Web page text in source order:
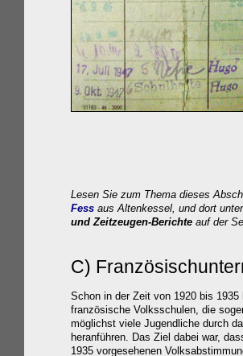
Lesen Sie zum Thema dieses
Fess aus Altenkessel, und dort
und Zeitzeugen-Berichte auf der
C)
Schon in der Zeit von 1920 bis
französische Volksschulen, die
möglichst viele Jugendliche durch
heranführen. Das Ziel dabei war,
1935 vorgesehenen